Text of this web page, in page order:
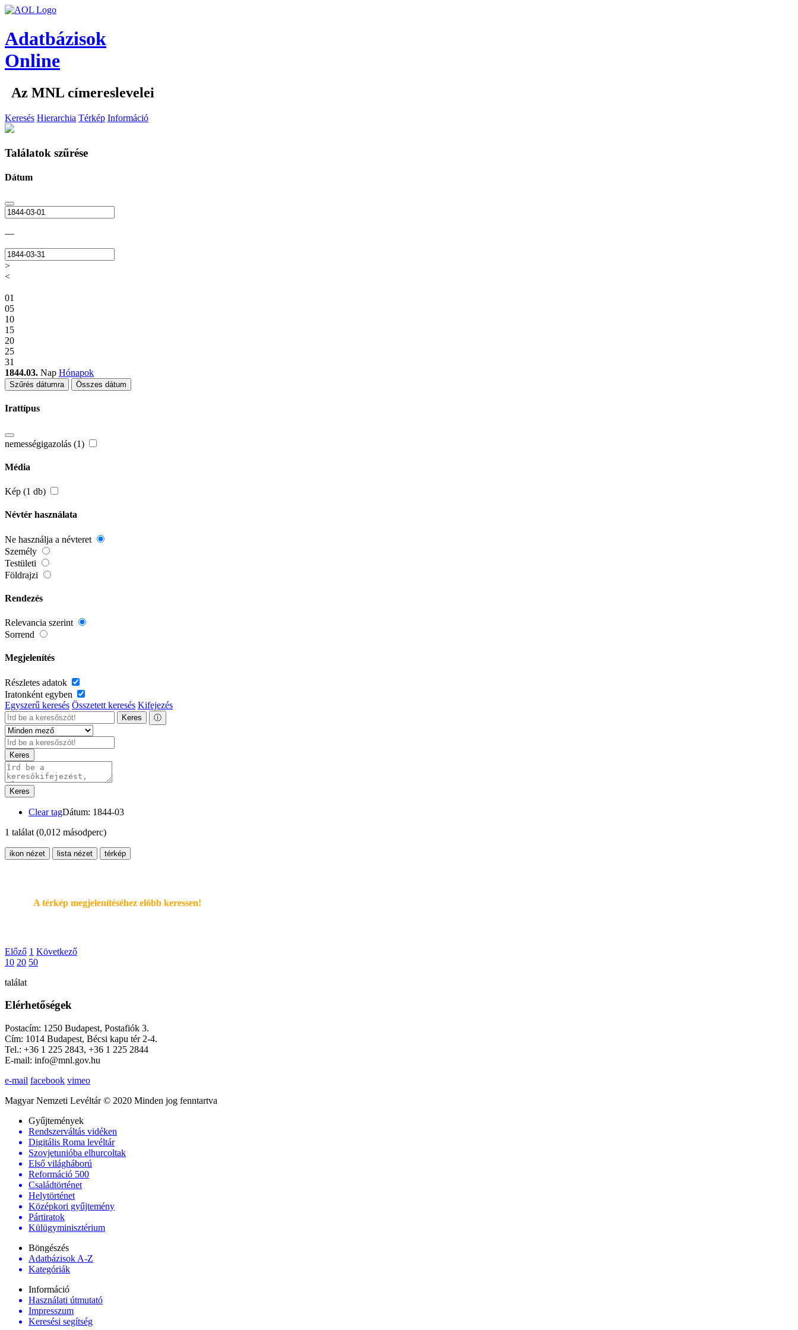
Adatbázisok
Online
Az MNL címereslevelei
Keresés Hierarchia Térkép Információ
Találatok szűrése
Dátum
—
>
<
01
05
10
15
20
25
31
1844.03. Nap Hónapok
Szűrés dátumra Összes dátum
Irattípus
nemességigazolás (1)
Média
Kép (1 db)
Névtér használata
Ne használja a névteret
Személy
Testületi
Földrajzi
Rendezés
Relevancia szerint
Sorrend
Megjelenítés
Részletes adatok
Iratonként egyben
Egyszerű keresés Összetett keresés Kifejezés
Keres ⓘ
Keres
Keres
Clear tagDátum: 1844-03
1 találat (0,012 másodperc)
ikon nézet lista nézet térkép
A térkép megjelenítéséhez elöbb keressen!
Előző 1 Következő
10 20 50
találat
Elérhetőségek
Postacím: 1250 Budapest, Postafiók 3.
Cím: 1014 Budapest, Bécsi kapu tér 2-4.
Tel.: +36 1 225 2843, +36 1 225 2844
E-mail: info@mnl.gov.hu
e-mail facebook vimeo
Magyar Nemzeti Levéltár © 2020 Minden jog fenntartva
Gyűjtemények
Rendszerváltás vidéken
Digitális Roma levéltár
Szovjetunióba elhurcoltak
Első világháború
Reformáció 500
Családtörténet
Helytörténet
Középkori gyűjtemény
Pártiratok
Külügyminisztérium
Böngészés
Adatbázisok A-Z
Kategóriák
Információ
Használati útmutató
Impresszum
Keresési segítség